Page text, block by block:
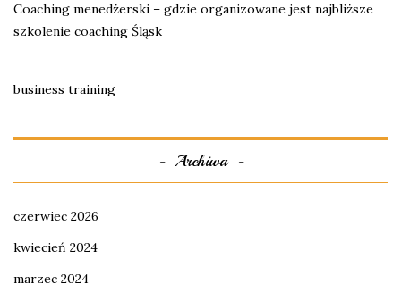
Coaching menedżerski – gdzie organizowane jest najbliższe
szkolenie coaching Śląsk
business training
Archiwa
czerwiec 2026
kwiecień 2024
marzec 2024